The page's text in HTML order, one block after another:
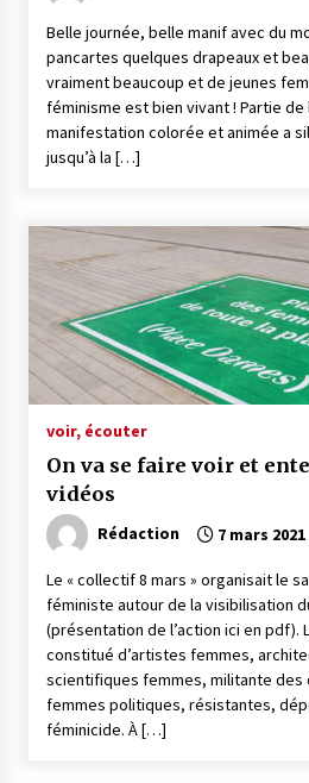
Belle journée, belle manif avec du
pancartes quelques drapeaux et
vraiment beaucoup et de jeunes
féminisme est bien vivant ! Partie de
manifestation colorée et animée a
jusqu’à la […]
voir, écouter
On va se faire voir et
vidéos
Rédaction 7 mars 2021
Le « collectif 8 mars » organisait le
féministe autour de la visibilisation
(présentation de l’action ici en pdf).
constitué d’artistes femmes,
scientifiques femmes, militante
femmes politiques, résistantes,
féminicide. À […]